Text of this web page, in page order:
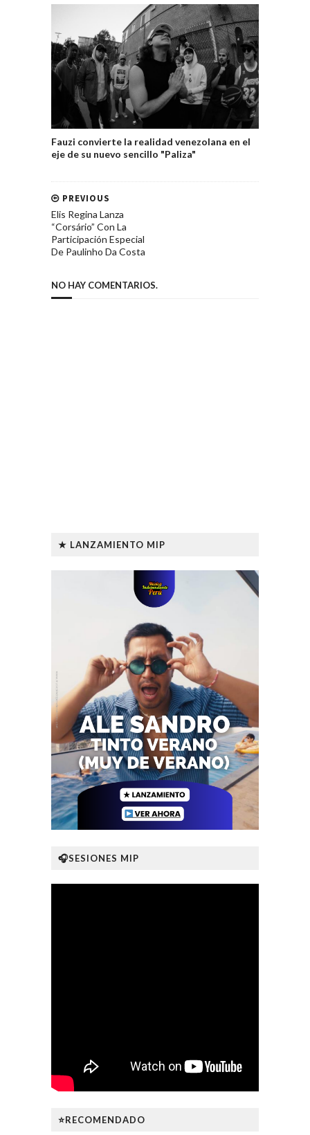
Fauzi convierte la realidad venezolana en el
eje de su nuevo sencillo "Paliza"
PREVIOUS
Elis Regina Lanza
“Corsário” Con La
Participación Especial
De Paulinho Da Costa
NO HAY COMENTARIOS.
★ LANZAMIENTO MIP
🎧SESIONES MIP
⭐RECOMENDADO